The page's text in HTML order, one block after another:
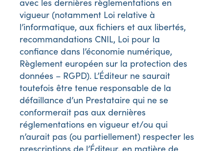
avec les dernières règlementations en
vigueur (notamment Loi relative à
l’informatique, aux fichiers et aux libertés,
recommandations CNIL, Loi pour la
confiance dans l’économie numérique,
Règlement européen sur la protection des
données – RGPD). L’Éditeur ne saurait
toutefois être tenue responsable de la
défaillance d’un Prestataire qui ne se
conformerait pas aux dernières
réglementations en vigueur et/ou qui
n’aurait pas (ou partiellement) respecter les
prescriptions de l’Éditeur, en matière de